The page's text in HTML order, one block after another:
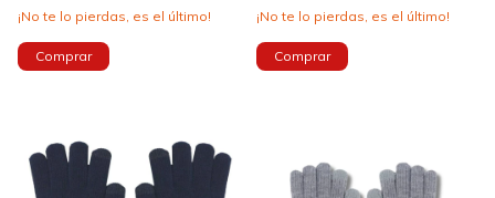
¡No te lo pierdas, es el último! ¡No te lo pierdas, es el último!